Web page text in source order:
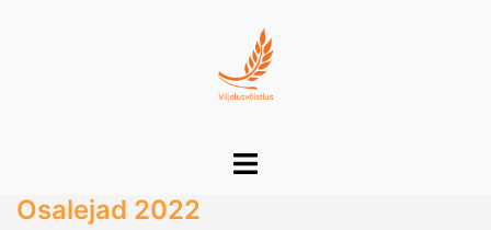
Toggle
Osalejad 2022